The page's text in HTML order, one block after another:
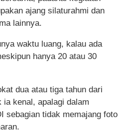
ajang silaturahmi dan
lainnya.
waktu luang, kalau ada
hanya 20 atau 30
dua atau tiga tahun dari
ia kenal, apalagi dalam
sebagian tidak memajang foto